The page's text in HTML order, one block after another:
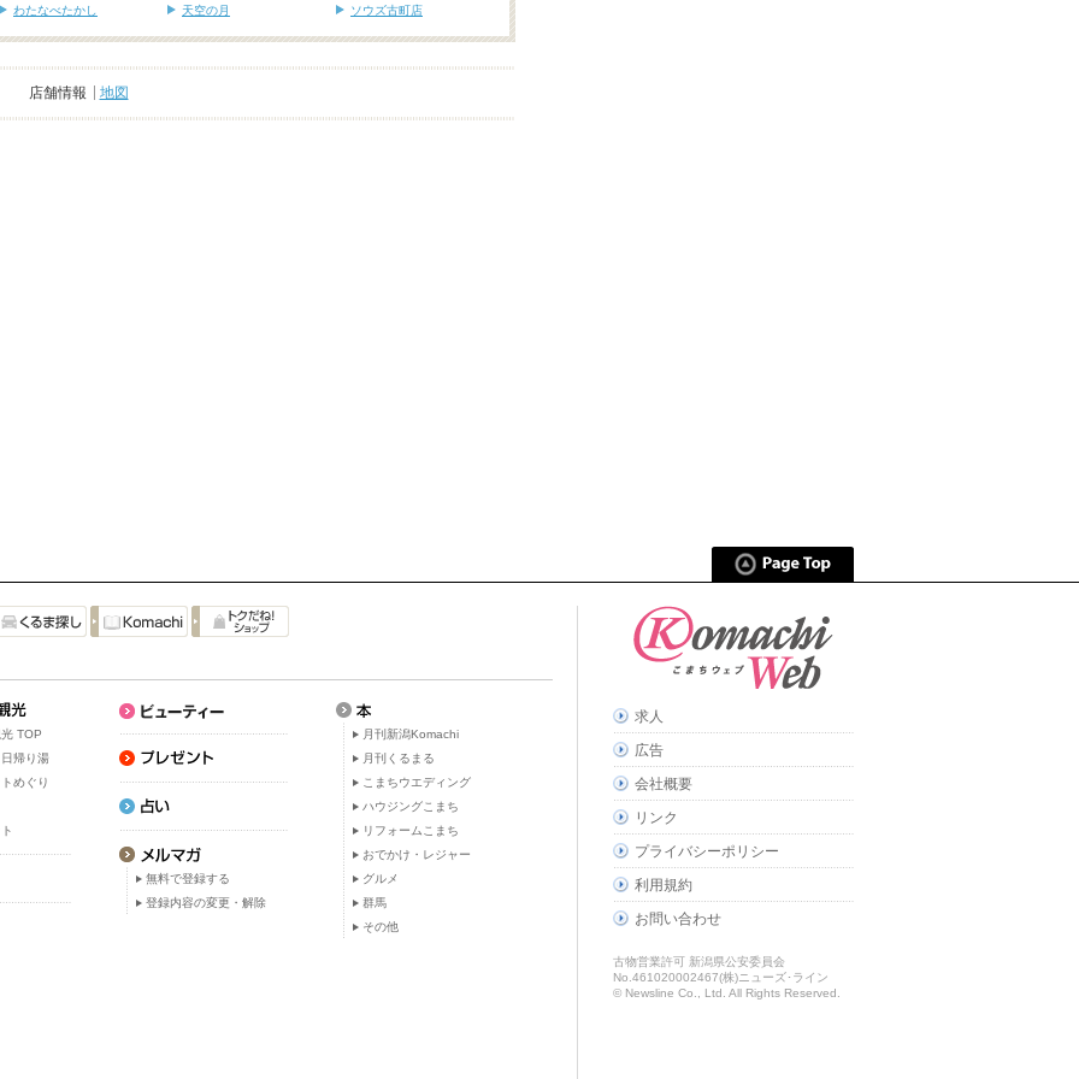
わたなべたかし 天空の月 ソウズ古町店
店舗情報 地図
TOP
帰り湯
めぐり
無料で登録する
登録内容の変更・解除
月刊新潟Komachi
月刊くるまる
こまちウエディング
ハウジングこまち
リフォームこまち
おでかけ・レジャー
グルメ
群馬
その他
求人
広告
会社概要
リンク
プライバシーポリシー
利用規約
お問い合わせ
古物営業許可 新潟県公安委員会
No.461020002467(株)ニューズ･ライン
© Newsline Co., Ltd. All Rights Reserved.